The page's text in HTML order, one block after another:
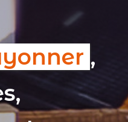
,